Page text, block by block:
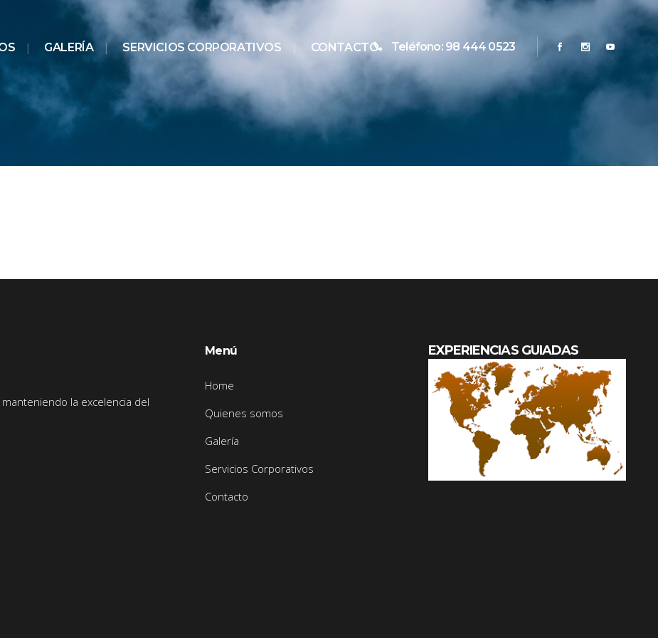
Teléfono: 98 444 0523
GALERÍA SERVICIOS CORPORATIVOS CONTACTO
la excelencia del
Menú
Home
Quienes somos
Galería
Servicios Corporativos
Contacto
EXPERIENCIAS GUIADAS